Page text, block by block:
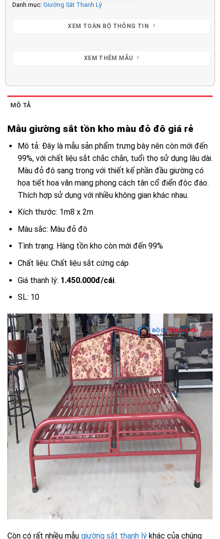
Danh mục: Giường Sắt Thanh Lý
XEM TOÀN BỘ THÔNG TIN
XEM THÊM MẪU
MÔ TẢ
Mẫu giường sắt tồn kho màu đỏ đô giá rẻ
Mô tả: Đây là mẫu sản phẩm trưng bày nên còn mới đến
99%, với chất liệu sắt chắc chắn, tuổi thọ sử dụng lâu dài.
Màu đỏ đô sang trọng với thiết kế phần đầu giường có
họa tiết hoa văn mang phong cách tân cổ điển độc đáo.
Thích hợp sử dụng với nhiều không gian khác nhau.
Kích thước: 1m8 x 2m
Màu sắc: Màu đỏ đô
Tình trạng: Hàng tồn kho còn mới đến 99%
Chất liệu: Chất liệu sắt cứng cáp
Giá thanh lý: 1.450.000đ/cái.
SL: 10
Còn có rất nhiều mẫu giường sắt thanh lý khác của chúng